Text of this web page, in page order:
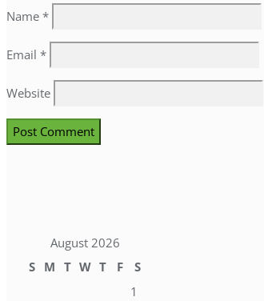
Name *
Email *
Website
August 2026
S M T W T F
S
1